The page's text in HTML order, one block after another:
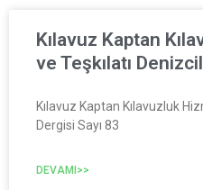
Kılavuz Kaptan
ve Teşkılatı
Kılavuz Kaptan Kılavuzluk
Dergisi Sayı 83
DEVAMI>>